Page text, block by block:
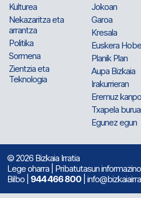
Kulturea
Nekazaritza eta
arrantza
Politika
Sormena
Zientzia eta
Teknologia
Jokoan
Garoa
Kresala
Euskera
Planik Plan
Aupa Bizkaia
Irakurrieran
Eremuz kanpo
Txapela
Egunez egun
© 2026 Bizkaia Irratia
Lege oharra Pribatutasun
Bilbo | 944 466 800 |